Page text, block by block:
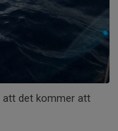
att det kommer att